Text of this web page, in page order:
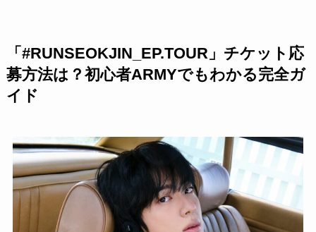
「#RUNSEOKJIN_EP.TOUR」チケット応
募方法は？初心者ARMYでもわかる完全ガ
イド